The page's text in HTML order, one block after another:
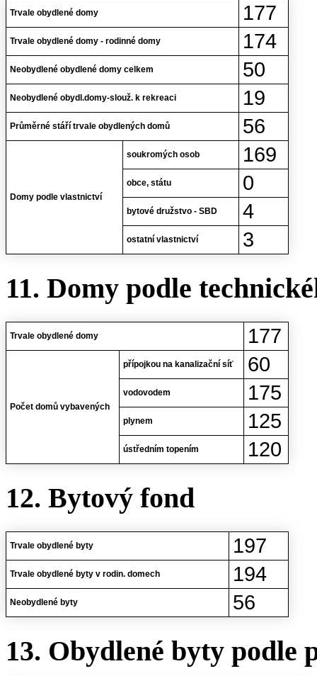
Trvale obydlené domy 177
Trvale obydlené domy - rodinné domy 174
Neobydlené obydlené domy celkem 50
Neobydlené obydl.domy-slouž. k rekreaci 19
Průměrné stáří trvale obydlených domů 56
Domy podle vlastnictví
soukromých osob 169
obce, státu 0
bytové družstvo - SBD 4
ostatní vlastnictví 3
11. Domy podle
Trvale obydlené domy 177
Počet domů vybavených
přípojkou na kanalizační síť 60
vodovodem 175
plynem 125
ústředním topením 120
12. Bytový fond
Trvale obydlené byty 197
Trvale obydlené byty v rodin. domech 194
Neobydlené byty 56
13. Obydlené byty podle